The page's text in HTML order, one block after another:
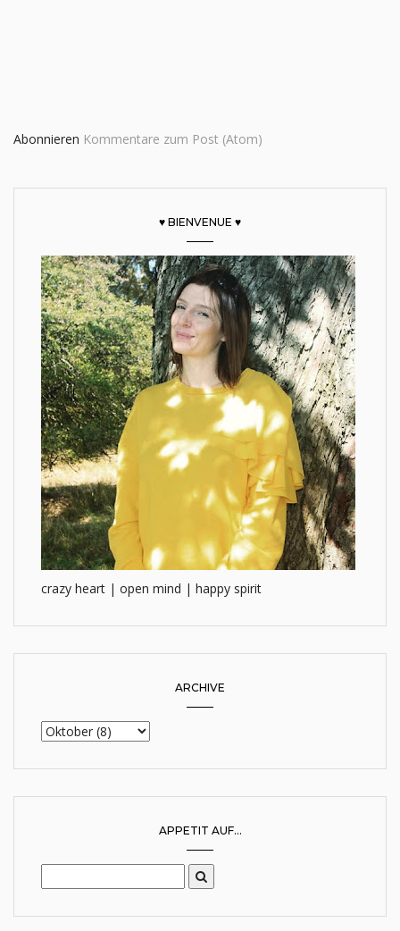
Abonnieren Kommentare zum Post (Atom)
♥ BIENVENUE ♥
crazy heart | open mind | happy spirit
ARCHIVE
APPETIT AUF...